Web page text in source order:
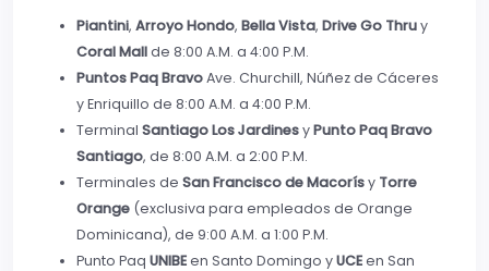
Piantini, Arroyo Hondo, Bella Vista, Drive Go Thruy
Coral Mallde 8:00 A.M. a 4:00 P.M.
Puntos Paq BravoAve. Churchill, Núñez de Cáceres
y Enriquillo de 8:00 A.M. a 4:00 P.M.
Terminal Santiago Los JardinesyPunto Paq Bravo
Santiago, de 8:00 A.M. a 2:00 P.M.
Terminales de San Francisco de Macorísy Torre
Orange (exclusiva para empleados de Orange
Dominicana), de 9:00 A.M. a 1:00 P.M.
Punto Paq UNIBEen Santo Domingo yUCEen San